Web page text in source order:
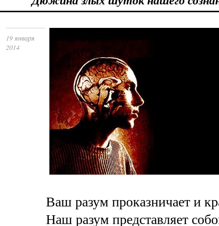
19 января
2014
Ваш разум проказничает и
Наш разум представляет